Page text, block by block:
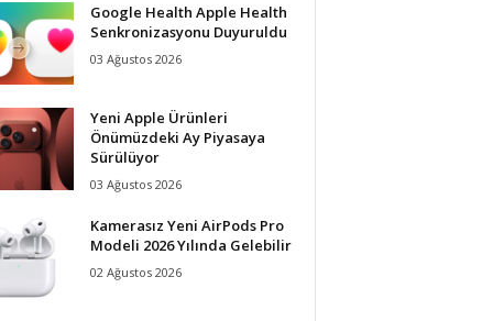
Google Health Apple Health
Senkronizasyonu Duyuruldu
03 Ağustos 2026
Yeni Apple Ürünleri
Önümüzdeki Ay Piyasaya
Sürülüyor
03 Ağustos 2026
Kamerasız Yeni AirPods Pro
Modeli 2026 Yılında Gelebilir
02 Ağustos 2026